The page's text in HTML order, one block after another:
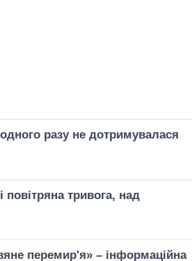
разу не дотримувалася
повітряна тривога, над
перемир'я» – інформаційна